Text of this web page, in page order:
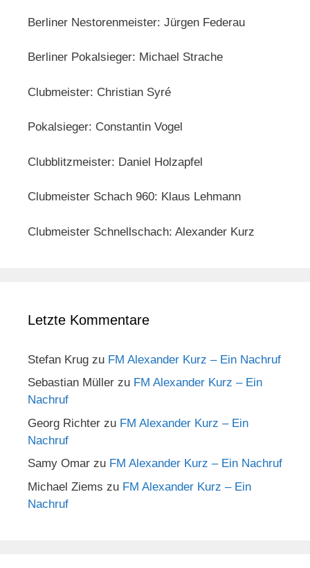
Berliner Nestorenmeister: Jürgen Federau
Berliner Pokalsieger: Michael Strache
Clubmeister: Christian Syré
Pokalsieger: Constantin Vogel
Clubblitzmeister: Daniel Holzapfel
Clubmeister Schach 960: Klaus Lehmann
Clubmeister Schnellschach: Alexander Kurz
Letzte Kommentare
Stefan Krug zu FM Alexander Kurz – Ein Nachruf
Sebastian Müller zu FM Alexander Kurz – Ein
Nachruf
Georg Richter zu FM Alexander Kurz – Ein
Nachruf
Samy Omar zu FM Alexander Kurz – Ein Nachruf
Michael Ziems zu FM Alexander Kurz – Ein
Nachruf